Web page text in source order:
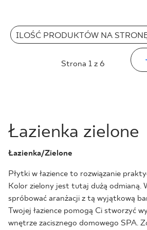
ILOŚĆ PRODUKTÓW NA
Strona 1 z 6
Łazienka zielone
Łazienka/Zielone
Płytki w łazience to rozwiązanie
Kolor zielony jest tutaj dużą odmianą.
spróbować aranżacji z tą wyjątkową
Twojej łazience pomogą Ci stworzyć
wnętrze zacisznego domowego SPA.